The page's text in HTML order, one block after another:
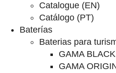
Catalogue (EN)
Catálogo (PT)
Baterías
Baterias para
GAMA BLACK
GAMA